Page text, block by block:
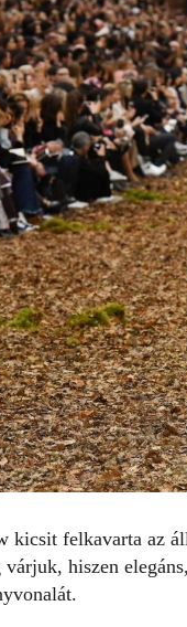
kicsit felkavarta az
hiszen